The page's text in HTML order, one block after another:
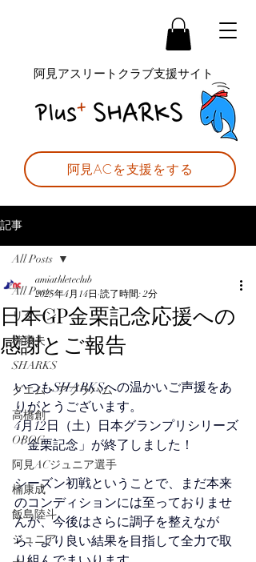
阿見アスリートクラブ支援サイト
阿見ACを支援をする
記事
All Posts
リターン
楠康夫
SHARKS
グエム・アブラハム
高橋創
OBOG
阿見ACジュニア選手
楠康成
飯島陸斗
ジュニア
All Posts
日本GP金栗記念応援への
感謝とご報告
amiathleteclub
2025年4月14日 読了時間: 2分
いつもSHARKSへの温かいご声援をあ
りがとうございます。
4月12日（土）日本グランプリシリーズ
「金栗記念」が終了しました！
シーズン初戦ということで、まだ本来
のコンディションには至っておりませ
んが、今後はさらに調子を整えなが
ら、より良い結果を目指して全力で取